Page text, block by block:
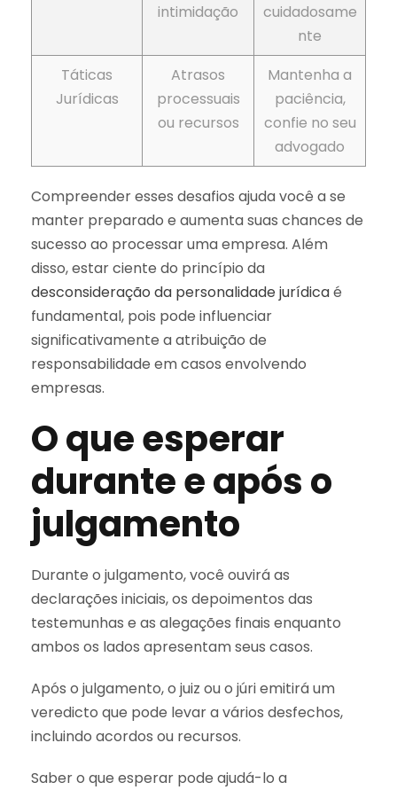
intimidação
cuidadosame
nte
Táticas
Jurídicas
Atrasos
processuais
ou recursos
Mantenha a
paciência,
confie no seu
advogado
Compreender esses desafios ajuda você a se
manter preparado e aumenta suas chances de
sucesso ao processar uma empresa. Além
disso, estar ciente do princípio da
desconsideração da personalidade jurídicaé
fundamental, pois pode influenciar
significativamente a atribuição de
responsabilidade em casos envolvendo
empresas.
O que esperar
durante e após o
julgamento
Durante o julgamento, você ouvirá as
declarações iniciais, os depoimentos das
testemunhas e as alegações finais enquanto
ambos os lados apresentam seus casos.
Após o julgamento, o juiz ou o júri emitirá um
veredicto que pode levar a vários desfechos,
incluindo acordos ou recursos.
Saber o que esperar pode ajudá-lo a